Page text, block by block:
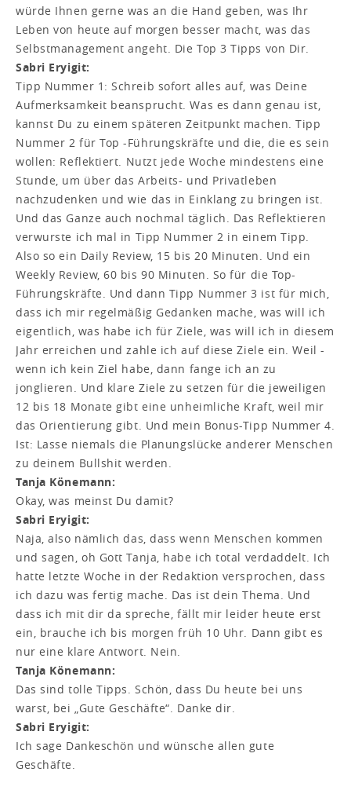
würde Ihnen gerne was an die Hand geben, was Ihr
Leben von heute auf morgen besser macht, was das
Selbstmanagement angeht. Die Top 3 Tipps von Dir.
Sabri Eryigit:
Tipp Nummer 1: Schreib sofort alles auf, was Deine
Aufmerksamkeit beansprucht. Was es dann genau ist,
kannst Du zu einem späteren Zeitpunkt machen. Tipp
Nummer 2 für Top -Führungskräfte und die, die es sein
wollen: Reflektiert. Nutzt jede Woche mindestens eine
Stunde, um über das Arbeits- und Privatleben
nachzudenken und wie das in Einklang zu bringen ist.
Und das Ganze auch nochmal täglich. Das Reflektieren
verwurste ich mal in Tipp Nummer 2 in einem Tipp.
Also so ein Daily Review, 15 bis 20 Minuten. Und ein
Weekly Review, 60 bis 90 Minuten. So für die Top-
Führungskräfte. Und dann Tipp Nummer 3 ist für mich,
dass ich mir regelmäßig Gedanken mache, was will ich
eigentlich, was habe ich für Ziele, was will ich in diesem
Jahr erreichen und zahle ich auf diese Ziele ein. Weil -
wenn ich kein Ziel habe, dann fange ich an zu
jonglieren. Und klare Ziele zu setzen für die jeweiligen
12 bis 18 Monate gibt eine unheimliche Kraft, weil mir
das Orientierung gibt. Und mein Bonus-Tipp Nummer 4.
Ist: Lasse niemals die Planungslücke anderer Menschen
zu deinem Bullshit werden.
Tanja Könemann:
Okay, was meinst Du damit?
Sabri Eryigit:
Naja, also nämlich das, dass wenn Menschen kommen
und sagen, oh Gott Tanja, habe ich total verdaddelt. Ich
hatte letzte Woche in der Redaktion versprochen, dass
ich dazu was fertig mache. Das ist dein Thema. Und
dass ich mit dir da spreche, fällt mir leider heute erst
ein, brauche ich bis morgen früh 10 Uhr. Dann gibt es
nur eine klare Antwort. Nein.
Tanja Könemann:
Das sind tolle Tipps. Schön, dass Du heute bei uns
warst, bei „Gute Geschäfte“. Danke dir.
Sabri Eryigit:
Ich sage Dankeschön und wünsche allen gute
Geschäfte.